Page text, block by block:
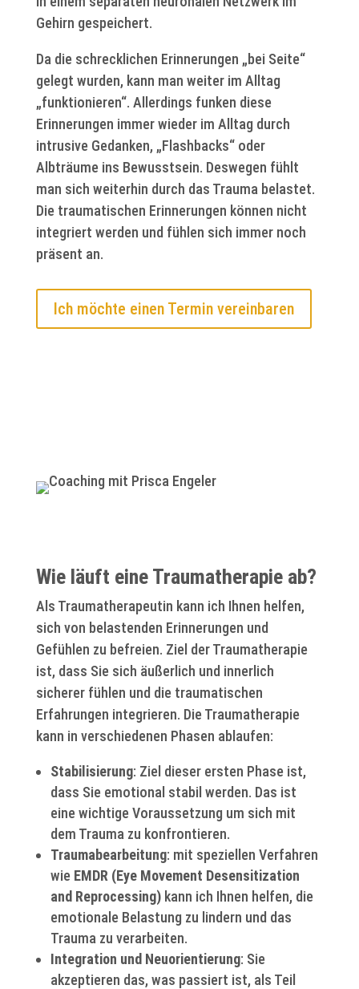
Gehirn gespeichert.
Da die schrecklichen Erinnerungen „bei Seite“
gelegt wurden, kann man weiter im Alltag
„funktionieren“. Allerdings funken diese
Erinnerungen immer wieder im Alltag durch
intrusive Gedanken, „Flashbacks“ oder
Albträume ins Bewusstsein. Deswegen fühlt
man sich weiterhin durch das Trauma belastet.
Die traumatischen Erinnerungen können nicht
integriert werden und fühlen sich immer noch
präsent an.
Ich möchte einen Termin vereinbaren
Wie läuft eine Traumatherapie ab?
Als Traumatherapeutin kann ich Ihnen helfen,
sich von belastenden Erinnerungen und
Gefühlen zu befreien. Ziel der Traumatherapie
ist, dass Sie sich äußerlich und innerlich
sicherer fühlen und die traumatischen
Erfahrungen integrieren. Die Traumatherapie
kann in verschiedenen Phasen ablaufen:
Stabilisierung: Ziel dieser ersten Phase ist,
dass Sie emotional stabil werden. Das ist
eine wichtige Voraussetzung um sich mit
dem Trauma zu konfrontieren.
Traumabearbeitung: mit speziellen Verfahren
wie EMDR (Eye Movement Desensitization
and Reprocessing) kann ich Ihnen helfen, die
emotionale Belastung zu lindern und das
Trauma zu verarbeiten.
Integration und Neuorientierung: Sie
akzeptieren das, was passiert ist, als Teil